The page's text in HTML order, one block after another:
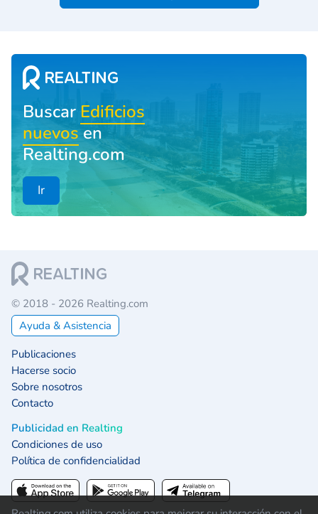
Buscar Edificios
nuevosen
Realting.com
Ir
© 2018 - 2026 Realting.com
Ayuda & Asistencia
Publicaciones
Hacerse socio
Sobre nosotros
Contacto
Publicidad en Realting
Condiciones de uso
Política de confidencialidad